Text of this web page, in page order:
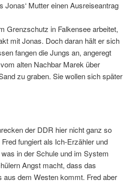
Jonas‘ Mutter einen Ausreiseantrag
Grenzschutz in Falkensee arbeitet,
mit Jonas. Doch daran hält er sich
fangen die Jungs an, angeregt
alten Nachbar Marek über
zu graben. Sie wollen sich später
der DDR hier nicht ganz so
fungiert als Ich-Erzähler und
in der Schule und im System
Angst macht, dass das
dem Westen kommt. Fred aber